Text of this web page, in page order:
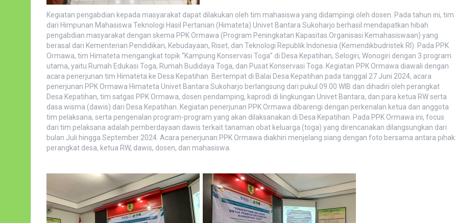
Kegiatan pengabdian kepada masyarakat dapat dilakukan oleh tim mahasiswa yang didampingi oleh dosen. Pada tahun ini, tim
dari Himpunan Mahasiswa Teknologi Hasil Pertanian (Himateta) Univet Bantara Sukoharjo berhasil mendapatkan hibah
pengabdian masyarakat dengan skema PPK Ormawa (Program Peningkatan Kapasitas Organisasi Kemahasiswaan) yang
berasal dari Kementerian Pendidikan, Kebudayaan, Riset, dan Teknologi Republik Indonesia (Kemendikbudristek RI). Pada PPK
Ormawa, tim Himateta mengangkat topik “Kampung Konservasi Toga” di Desa Kepatihan, Selogiri, Wonogiri dengan 3 program
utama, yaitu Rumah Edukasi Toga, Rumah Budidaya Toga, dan Pusat Konservasi Toga. Kegiatan PPK Ormawa diawali dengan
acara penerjunan tim Himateta ke Desa Kepatihan. Bertempat di Balai Desa Kepatihan pada tanggal 27 Juni 2024, acara
penerjunan PPK Ormawa Himateta Univet Bantara Sukoharjo berlangsung dari pukul 09.00 WIB dan dihadiri oleh perangkat
Desa Kepatihan, tim satgas PPK Ormawa, dosen pendamping, kaprodi di lingkungan Univet Bantara, dan para ketua RW serta
dasa wisma (dawis) dari Desa Kepatihan. Kegiatan penerjunan PPK Ormawa dibarengi dengan perkenalan ketua dan anggota
tim pelaksana, serta pengenalan program-program yang akan dilaksanakan di Desa Kepatihan. Pada PPK Ormawa ini, focus
dari tim pelaksana adalah pemberdayaan dawis terkait tanaman obat keluarga (toga) yang direncanakan dilangsungkan dari
bulan Juli hingga September 2024. Acara penerjunan PPK Ormawa diakhiri menjelang siang dengan foto bersama antara pihak
perangkat desa, ketua RW, dawis, dosen, dan mahasiswa.